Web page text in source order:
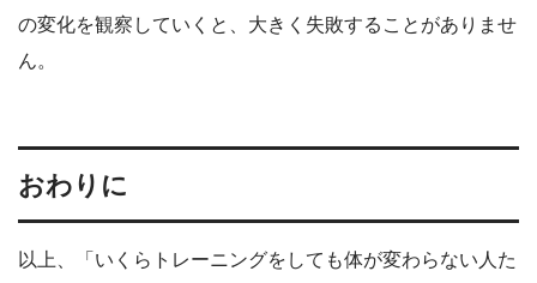
の変化を観察していくと、大きく失敗することがありませ
ん。
おわりに
以上、「いくらトレーニングをしても体が変わらない人た